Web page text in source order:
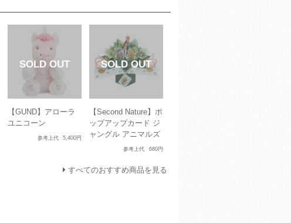
【GUND】アローラ
ユニコーン
参考上代 5,400円
【Second Nature】ポ
ップアップカード ジ
ャングル アニマルズ
参考上代 680円
すべてのおすすめ商品を見る